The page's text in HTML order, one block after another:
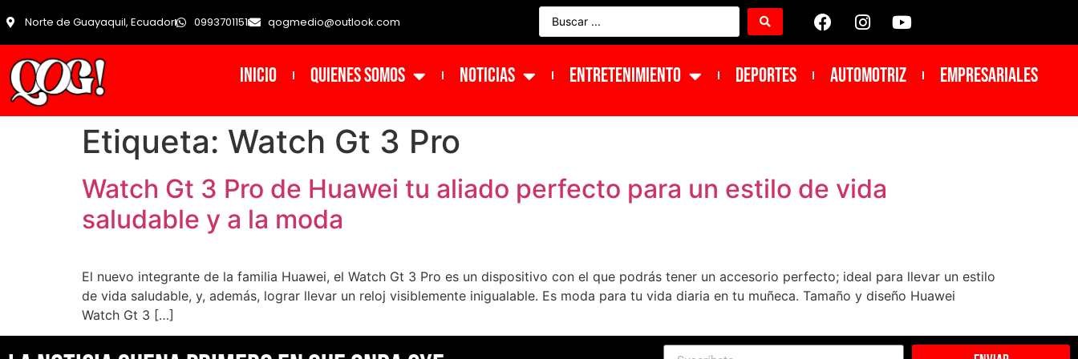
Norte de Guayaquil, Ecuador 0993701151 qogmedio@outlook.com
INICIO Quienes Somos NOTICIAS ENTRETENIMIENTO DEPORTES Automotriz Empresariales
Etiqueta: Watch Gt 3 Pro
Watch Gt 3 Pro de Huawei tu aliado perfecto para un estilo de vida
saludable y a la moda
El nuevo integrante de la familia Huawei, el Watch Gt 3 Pro es un dispositivo con el que podrás tener un accesorio perfecto; ideal para llevar un estilo
de vida saludable, y, además, lograr llevar un reloj visiblemente inigualable. Es moda para tu vida diaria en tu muñeca. Tamaño y diseño Huawei
Watch Gt 3 […]